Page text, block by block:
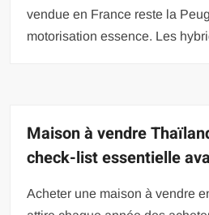
vendue en France reste la
motorisation essence. Les
Maison à vendre
check-list essentielle
Acheter une maison à vendre